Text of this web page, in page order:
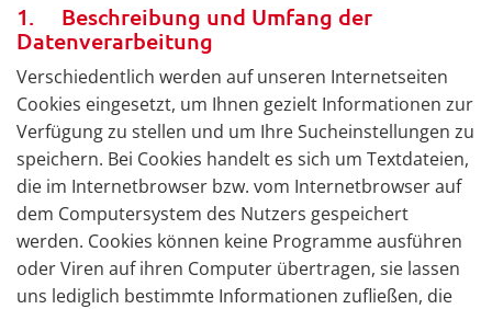
1. Beschreibung und Umfang der
Datenverarbeitung
Verschiedentlich werden auf unseren Internetseiten
Cookies eingesetzt, um Ihnen gezielt Informationen zur
Verfügung zu stellen und um Ihre Sucheinstellungen zu
speichern. Bei Cookies handelt es sich um Textdateien,
die im Internetbrowser bzw. vom Internetbrowser auf
dem Computersystem des Nutzers gespeichert
werden. Cookies können keine Programme ausführen
oder Viren auf ihren Computer übertragen, sie lassen
uns lediglich bestimmte Informationen zufließen, die